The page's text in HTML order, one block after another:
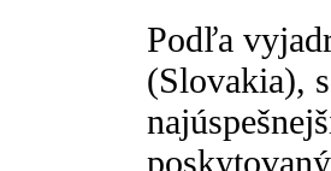
Podľa
(Slovakia),